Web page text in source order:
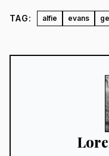
TAG: alfie evans